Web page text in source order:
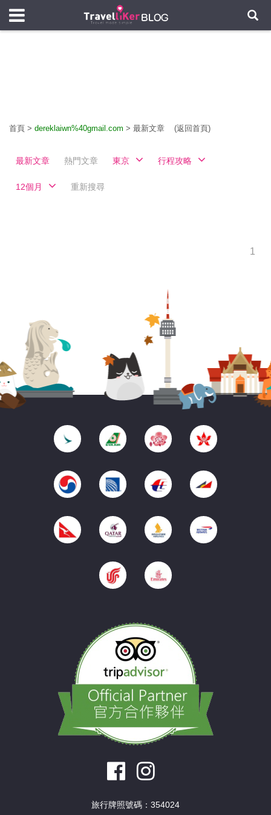
首頁 > dereklaiwn%40gmail.com > 最新文章 (返回首頁)
最新文章 熱門文章 東京 行程攻略
12個月 重新搜尋
1
旅行牌照號碼：354024